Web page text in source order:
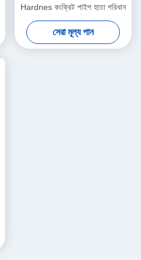
Hardnes কংক্রিট পাইপ হাতা পরিধান
সেরা মূল্য পান